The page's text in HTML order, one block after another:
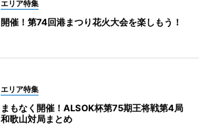
エリア特集
開催！第74回港まつり花火大会を楽しもう！
エリア特集
まもなく開催！ALSOK杯第75期王将戦第4局
和歌山対局まとめ